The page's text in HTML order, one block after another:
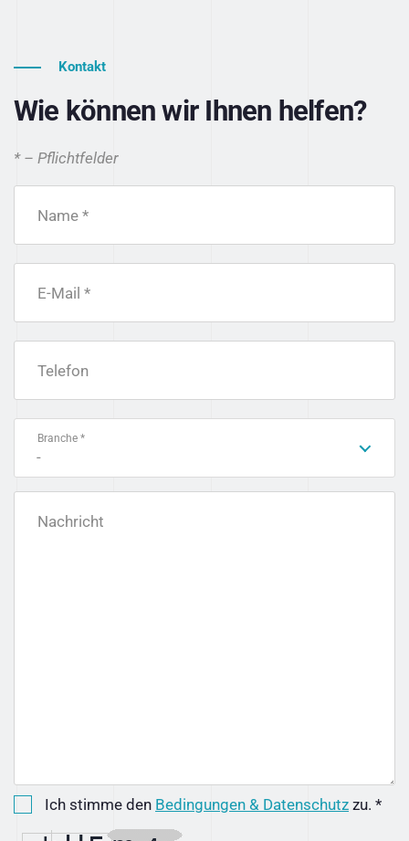
Kontakt
Wie können wir Ihnen helfen?
* – Pflichtfelder
Name *
E-Mail *
Telefon
Branche *
-
Nachricht
Ich stimme den Bedingungen & Datenschutz zu. *